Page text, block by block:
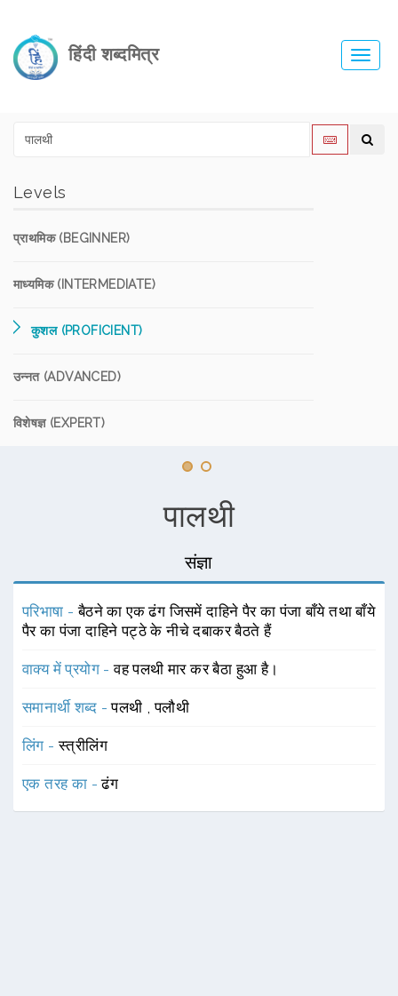
हिंदी शब्दमित्र
Levels
प्राथमिक (BEGINNER)
माध्यमिक (INTERMEDIATE)
कुशल (PROFICIENT)
उन्नत (ADVANCED)
विशेषज्ञ (EXPERT)
पालथी
संज्ञा
परिभाषा -बैठने का एक ढंग जिसमें दाहिने पैर का पंजा बाँये तथा बाँये
पैर का पंजा दाहिने पट्ठे के नीचे दबाकर बैठते हैं
वाक्य में प्रयोग -वह पलथी मार कर बैठा हुआ है।
समानार्थी शब्द -पलथी ,पलौथी
लिंग -स्त्रीलिंग
एक तरह का -ढंग